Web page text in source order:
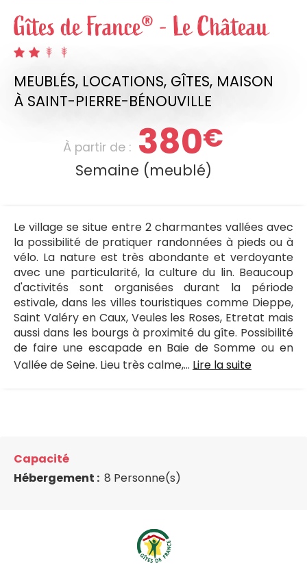
Gîtes de France® - Le Château
MEUBLÉS, LOCATIONS, GÎTES, MAISON
À SAINT-PIERRE-BÉNOUVILLE
À partir de : 380€
Semaine (meublé)
Le village se situe entre 2 charmantes vallées avec
la possibilité de pratiquer randonnées à pieds ou à
vélo. La nature est très abondante et verdoyante
avec une particularité, la culture du lin. Beaucoup
d'activités sont organisées durant la période
estivale, dans les villes touristiques comme Dieppe,
Saint Valéry en Caux, Veules les Roses, Etretat mais
aussi dans les bourgs à proximité du gîte. Possibilité
de faire une escapade en Baie de Somme ou en
Vallée de Seine. Lieu très calme,... Lire la suite
Capacité
Hébergement : 8 Personne(s)